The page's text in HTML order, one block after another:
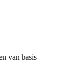
van basis